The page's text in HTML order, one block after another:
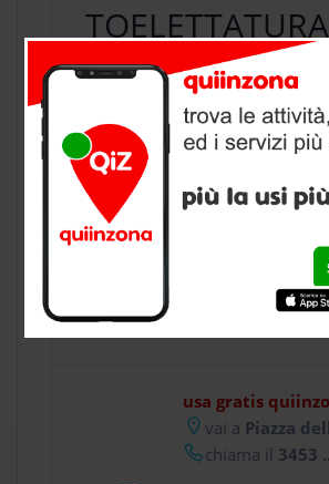
TREZZO
negozio animalia Trezzo
provincia di Milano
CONTATTI
usa gratis
vai a Piazza
chiama il 3453